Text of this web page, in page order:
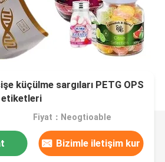
küçülme sargıları PETG OPS
etiketleri
Fiyat：Neogtioable
Bizimle iletişim kur